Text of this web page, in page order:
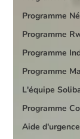
Programme
Programme
Programme
Programme
L'équipe
Programme
Aide d'urgence